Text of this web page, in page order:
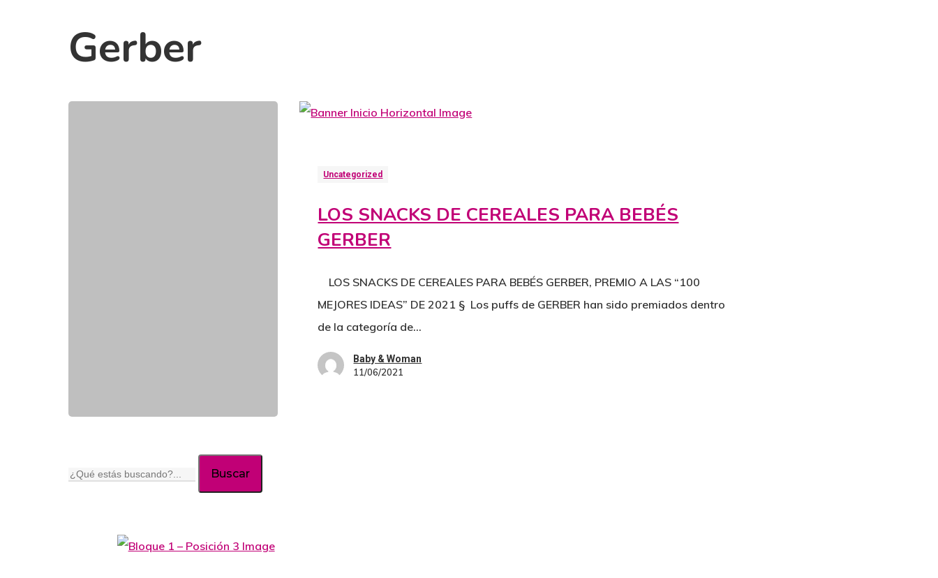
Gerber
Uncategorized
LOS SNACKS DE CEREALES PARA BEBÉS
GERBER
LOS SNACKS DE CEREALES PARA BEBÉS GERBER, PREMIO A LAS “100
MEJORES IDEAS” DE 2021 § Los puffs de GERBER han sido premiados dentro
de la categoría de…
Baby & Woman
11/06/2021
Buscar